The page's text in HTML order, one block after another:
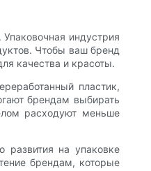
индустрия
Чтобы ваш бренд
качества и красоты.
пластик,
брендам выбирать
расходуют меньше
развития на упаковке
брендам, которые